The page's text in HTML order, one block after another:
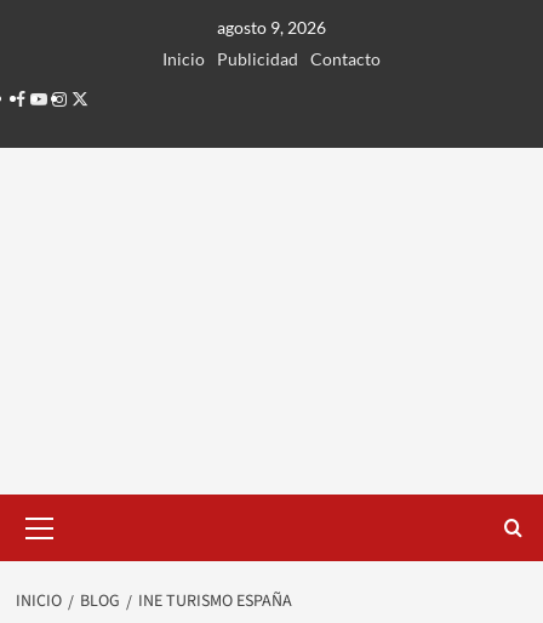
agosto 9, 2026
Inicio
Publicidad
Contacto
Facebook
Youtube
Instagram
Twitter
principal
INICIO BLOG INE TURISMO ESPAÑA